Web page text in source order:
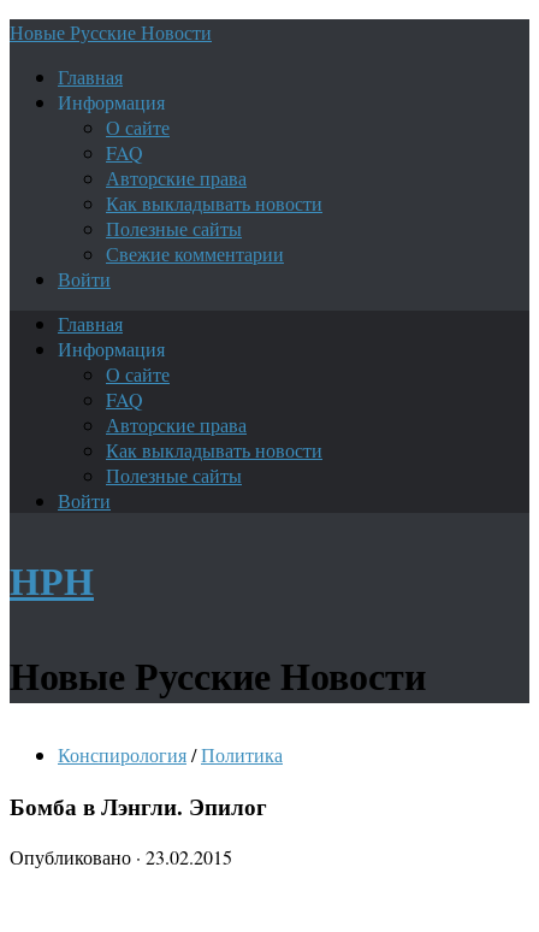
Новые Русские Новости
Главная
Информация
О сайте
FAQ
Авторские права
Как выкладывать новости
Полезные сайты
Свежие комментарии
Войти
Главная
Информация
О сайте
FAQ
Авторские права
Как выкладывать новости
Полезные сайты
Войти
НРН
Новые Русские Новости
Конспирология/Политика
Бомба в Лэнгли. Эпилог
Опубликовано · 23.02.2015